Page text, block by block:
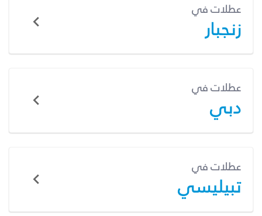
عطلات في
زنجبار
عطلات في
دبي
عطلات في
تبيليسي